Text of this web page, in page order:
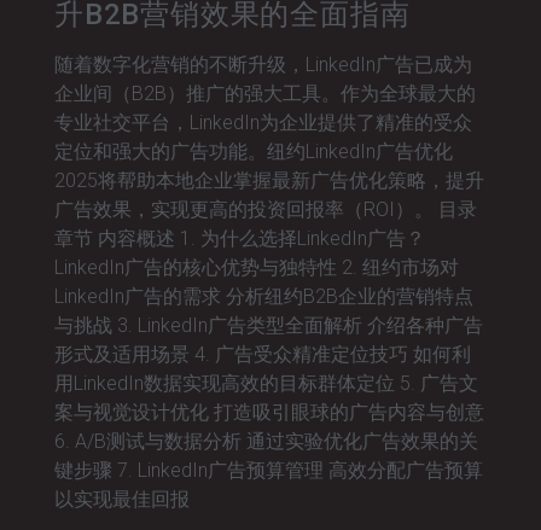
升B2B营销效果的全面指南
随着数字化营销的不断升级，LinkedIn广告已成为
企业间（B2B）推广的强大工具。作为全球最大的
专业社交平台，LinkedIn为企业提供了精准的受众
定位和强大的广告功能。纽约LinkedIn广告优化
2025将帮助本地企业掌握最新广告优化策略，提升
广告效果，实现更高的投资回报率（ROI）。 目录
章节 内容概述 1. 为什么选择LinkedIn广告？
LinkedIn广告的核心优势与独特性 2. 纽约市场对
LinkedIn广告的需求 分析纽约B2B企业的营销特点
与挑战 3. LinkedIn广告类型全面解析 介绍各种广告
形式及适用场景 4. 广告受众精准定位技巧 如何利
用LinkedIn数据实现高效的目标群体定位 5. 广告文
案与视觉设计优化 打造吸引眼球的广告内容与创意
6. A/B测试与数据分析 通过实验优化广告效果的关
键步骤 7. LinkedIn广告预算管理 高效分配广告预算
以实现最佳回报